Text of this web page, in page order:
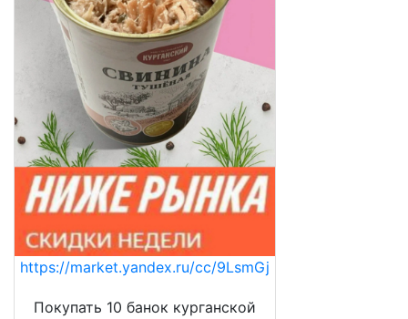
https://market.yandex.ru/cc/9LsmGj
Покупать 10 банок курганской